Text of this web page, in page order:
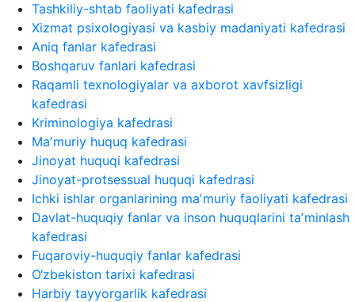
Tashkiliy-shtab faoliyati kafedrasi
Xizmat psixologiyasi va kasbiy madaniyati kafedrasi
Aniq fanlar kafedrasi
Boshqaruv fanlari kafedrasi
Raqamli texnologiyalar va axborot xavfsizligi
kafedrasi
Kriminologiya kafedrasi
Maʼmuriy huquq kafedrasi
Jinoyat huquqi kafedrasi
Jinoyat-protsessual huquqi kafedrasi
Ichki ishlar organlarining maʼmuriy faoliyati kafedrasi
Davlat-huquqiy fanlar va inson huquqlarini taʼminlash
kafedrasi
Fuqaroviy-huquqiy fanlar kafedrasi
O‘zbekiston tarixi kafedrasi
Harbiy tayyorgarlik kafedrasi